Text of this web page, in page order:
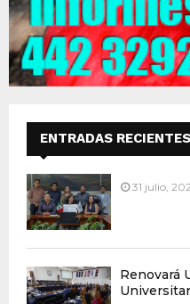
ENTRADAS RECIENTES
31 julio,
Renovará